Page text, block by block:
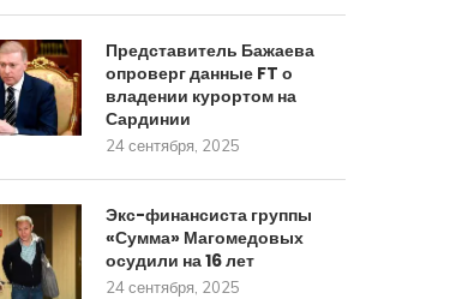
Представитель Бажаева
опроверг данные FT о
владении курортом на
Сардинии
24 сентября, 2025
Экс-финансиста группы
«Сумма» Магомедовых
осудили на 16 лет
24 сентября, 2025